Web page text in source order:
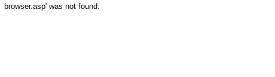
browser.asp' was not found.